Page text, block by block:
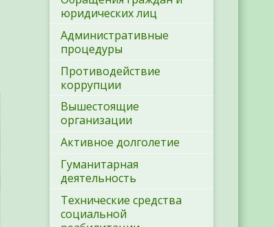
юридических лиц
Административные
процедуры
Противодействие
коррупции
Вышестоящие
организации
Активное долголетие
Гуманитарная
деятельность
Технические средства
социальной